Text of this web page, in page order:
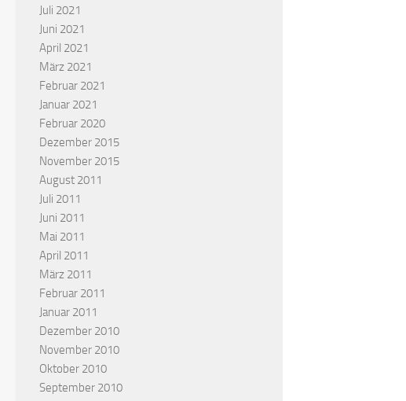
Juli 2021
Juni 2021
April 2021
März 2021
Februar 2021
Januar 2021
Februar 2020
Dezember 2015
November 2015
August 2011
Juli 2011
Juni 2011
Mai 2011
April 2011
März 2011
Februar 2011
Januar 2011
Dezember 2010
November 2010
Oktober 2010
September 2010